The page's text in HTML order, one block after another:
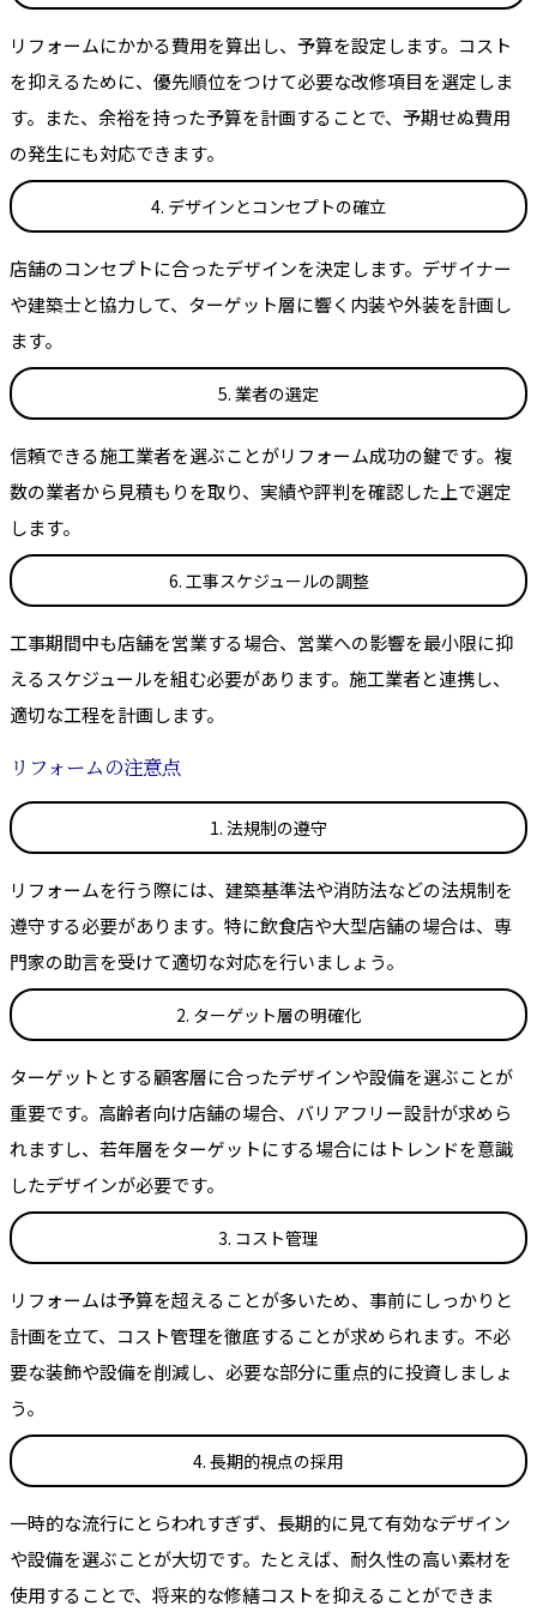
リフォームにかかる費用を算出し、予算を設定します。コスト
を抑えるために、優先順位をつけて必要な改修項目を選定しま
す。また、余裕を持った予算を計画することで、予期せぬ費用
の発生にも対応できます。
4. デザインとコンセプトの確立
店舗のコンセプトに合ったデザインを決定します。デザイナー
や建築士と協力して、ターゲット層に響く内装や外装を計画し
ます。
5. 業者の選定
信頼できる施工業者を選ぶことがリフォーム成功の鍵です。複
数の業者から見積もりを取り、実績や評判を確認した上で選定
します。
6. 工事スケジュールの調整
工事期間中も店舗を営業する場合、営業への影響を最小限に抑
えるスケジュールを組む必要があります。施工業者と連携し、
適切な工程を計画します。
リフォームの注意点
1. 法規制の遵守
リフォームを行う際には、建築基準法や消防法などの法規制を
遵守する必要があります。特に飲食店や大型店舗の場合は、専
門家の助言を受けて適切な対応を行いましょう。
2. ターゲット層の明確化
ターゲットとする顧客層に合ったデザインや設備を選ぶことが
重要です。高齢者向け店舗の場合、バリアフリー設計が求めら
れますし、若年層をターゲットにする場合にはトレンドを意識
したデザインが必要です。
3. コスト管理
リフォームは予算を超えることが多いため、事前にしっかりと
計画を立て、コスト管理を徹底することが求められます。不必
要な装飾や設備を削減し、必要な部分に重点的に投資しましょ
う。
4. 長期的視点の採用
一時的な流行にとらわれすぎず、長期的に見て有効なデザイン
や設備を選ぶことが大切です。たとえば、耐久性の高い素材を
使用することで、将来的な修繕コストを抑えることができま